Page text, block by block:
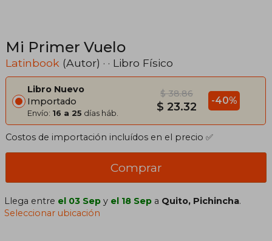
Mi Primer Vuelo
Latinbook (Autor) · · Libro Físico
Libro Nuevo
Importado
Envío: 16 a 25 días háb.
$ 38.86
$ 23.32 -40%
Costos de importación incluídos en el precio ✅
Comprar
Llega entre el 03 Sep y el 18 Sep a Quito, Pichincha.
Seleccionar ubicación